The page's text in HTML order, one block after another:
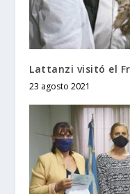
Lattanzi visitó el
23 agosto 2021